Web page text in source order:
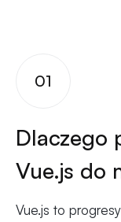
01
Dlaczego
Vue.js do
Vue.js to